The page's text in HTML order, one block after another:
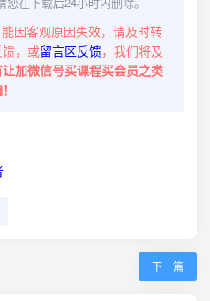
因客观原因失效，请及时转
，或留言区反馈，我们将及
加微信号买课程买会员之类
下一篇